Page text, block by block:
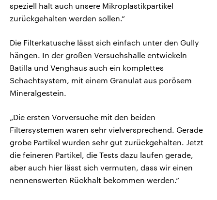
speziell halt auch unsere Mikroplastikpartikel
zurückgehalten werden sollen.“
Die Filterkatusche lässt sich einfach unter den Gully
hängen. In der großen Versuchshalle entwickeln
Batilla und Venghaus auch ein komplettes
Schachtsystem, mit einem Granulat aus porösem
Mineralgestein.
„Die ersten Vorversuche mit den beiden
Filtersystemen waren sehr vielversprechend. Gerade
grobe Partikel wurden sehr gut zurückgehalten. Jetzt
die feineren Partikel, die Tests dazu laufen gerade,
aber auch hier lässt sich vermuten, dass wir einen
nennenswerten Rückhalt bekommen werden.“